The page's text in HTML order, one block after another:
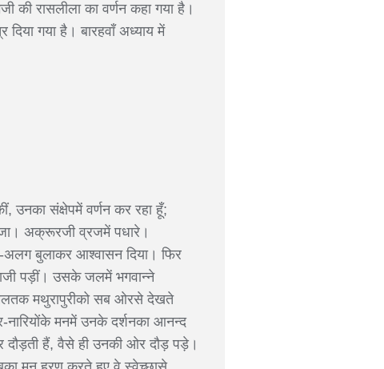
की रासलीला का वर्णन कहा गया है।
गया है। बारहवाँ अध्याय में
उनका संक्षेपमें वर्णन कर रहा हूँ;
अक्रूरजी व्रजमें पधारे।
बुलाकर आश्वासन दिया। फिर
पड़ीं। उसके जलमें भगवान्ने
मथुरापुरीको सब ओरसे देखते
नारियोंके मनमें उनके दर्शनका आनन्द
दौड़ती हैं, वैसे ही उनकी ओर दौड़ पड़े।